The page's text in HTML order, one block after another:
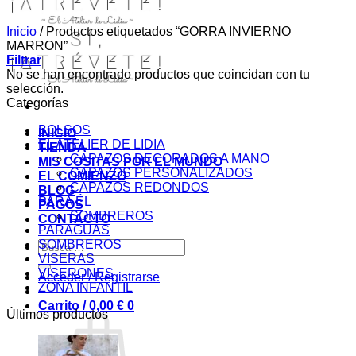
INICIO
TIENDA
MIS COSITAS POR EL MUNDO
EL COMIENZO
BLOG
PAGOS
CONTACTO
Buscar
por:
Acceder / Registrarse
Carrito /0,00 € 0
Inicio /Productos etiquetados “GORRA INVIERNO
MARRON”
Filtrar
No se han encontrado productos que coincidan con tu
selección.
Categorías
BOLSOS
EL ATELIER DE LIDIA
CAPAZOS DECORADOS A MANO
CAPAZOS PERSONALIZADOS
CAPAZOS REDONDOS
PARA ÉL
SOMBREROS
PARAGUAS
SOMBREROS
VISERAS
VISERONES
ZONA INFANTIL
Últimos productos